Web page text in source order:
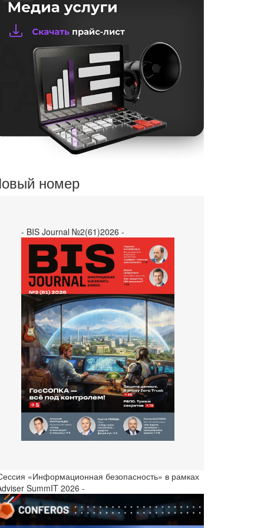
номер
- BIS Journal №2(61)2026 -
«Информационная безопасность» в рамках
SummIT 2026 -